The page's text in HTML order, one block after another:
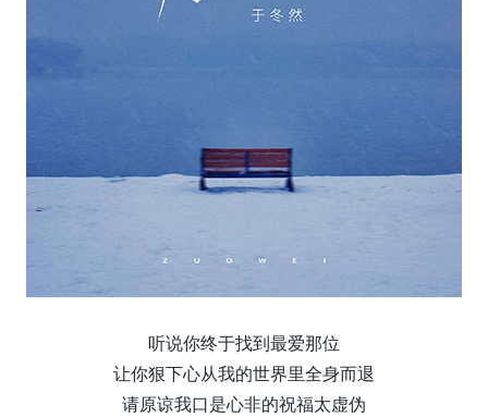
听说你终于找到最爱那位
让你狠下心从我的世界里全身而退
请原谅我口是心非的祝福太虚伪